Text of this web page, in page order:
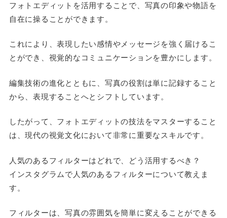
フォトエディットを活用することで、写真の印象や物語を
自在に操ることができます。
これにより、表現したい感情やメッセージを強く届けるこ
とができ、視覚的なコミュニケーションを豊かにします。
編集技術の進化とともに、写真の役割は単に記録すること
から、表現することへとシフトしています。
したがって、フォトエディットの技法をマスターすること
は、現代の視覚文化において非常に重要なスキルです。
人気のあるフィルターはどれで、どう活用するべき？
インスタグラムで人気のあるフィルターについて教えま
す。
フィルターは、写真の雰囲気を簡単に変えることができる